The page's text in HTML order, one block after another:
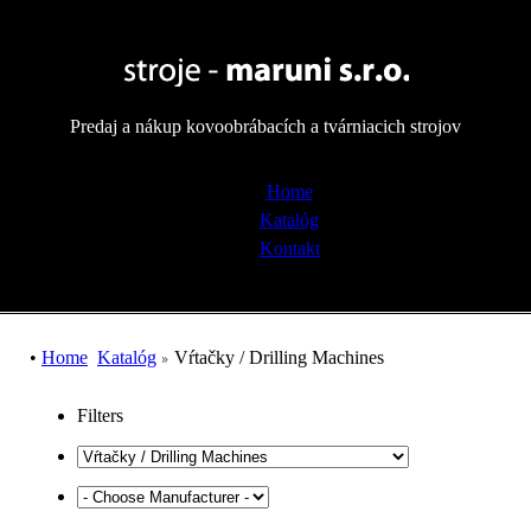
Predaj a nákup kovoobrábacích a tvárniacich strojov
Home
Katalóg
Kontakt
• Home Katalóg Vŕtačky / Drilling Machines
Filters